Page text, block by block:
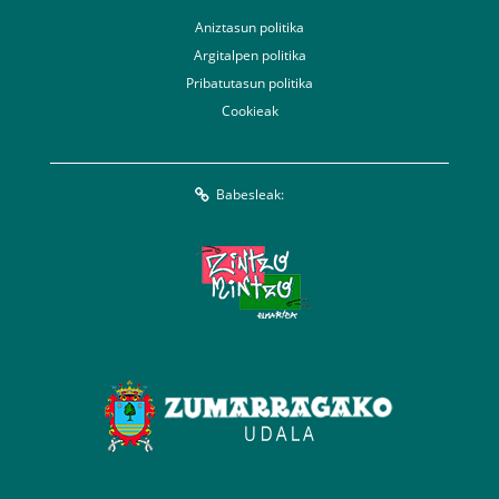
Aniztasun politika
Argitalpen politika
Pribatutasun politika
Cookieak
Babesleak: